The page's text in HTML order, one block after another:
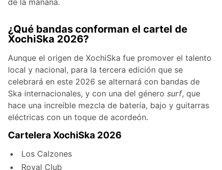
¿Qué bandas conforman el cartel de
XochiSka 2026?
Aunque el origen de XochiSka fue promover el talento
local y nacional, para la tercera edición que se
celebrará en este 2026 se alternará con bandas de
Ska internacionales, y con una del género surf, que
hace una increíble mezcla de batería, bajo y guitarras
eléctricas con un toque de acordeón.
Cartelera XochiSka 2026
Los Calzones
Royal Club